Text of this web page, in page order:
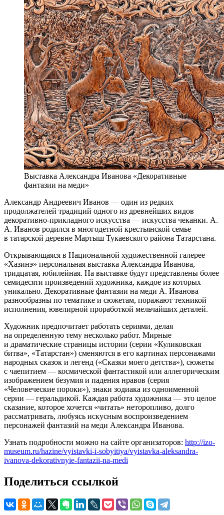
Выставка Александра Иванова «Декоративные
фантазии на меди»
Александр Андреевич Иванов — один из редких
продолжателей традиций одного из древнейших видов
декоративно-прикладного искусства — искусства чеканки. А.
А. Иванов родился в многодетной крестьянской семье
в татарской деревне Мартыш Тукаевского района Татарстана.
Открывающаяся в Национальной художественной галерее
«Хазинэ» персональная выставка Александра Иванова,
тридцатая, юбилейная. На выставке будут представлены более
семидесяти произведений художника, каждое из которых
уникально. Декоративные фантазии на меди А. Иванова
разнообразны по тематике и сюжетам, поражают техникой
исполнения, ювелирной проработкой мельчайших деталей.
Художник предпочитает работать сериями, делая
на определенную тему несколько работ. Мирные
и драматические страницы истории (серии «Куликовская
битва», «Татарстан») сменяются в его картинах персонажами
народных сказок и легенд («Сказки моего детства»), сюжеты
с чаепитием — космической фантастикой или аллегорическим
изображением безумия и падения нравов (серия
«Человеческие пороки»), знаки зодиака из одноименной
серии — геральдикой. Каждая работа художника — это целое
сказание, которое хочется «читать» неторопливо, долго
рассматривать, любуясь искусным воспроизведением
персонажей фантазий на меди Александра Иванова.
Узнать подробности можно на сайте организаторов: http://izo-
museum.ru/hazine/vyistavki-i-sobyitiya/vyistavka-aleksandra-
ivanova-dekorativnyie-fantazii-na-medi
Поделиться ссылкой